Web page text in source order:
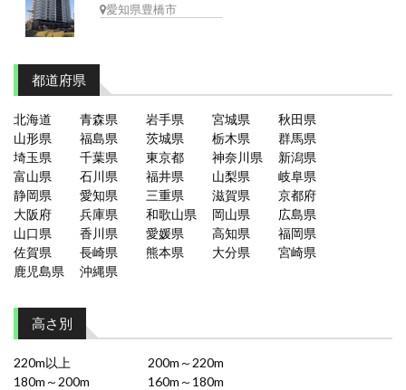
愛知県豊橋市
都道府県
北海道 青森県 岩手県 宮城県
秋田県
山形県
福島県 茨城県 栃木県
群馬県
埼玉県
千葉県 東京都 神奈川県
新潟県
富山県
石川県 福井県 山梨県
岐阜県
静岡県
愛知県 三重県 滋賀県
京都府
大阪府
兵庫県 和歌山県 岡山県
広島県
山口県
香川県 愛媛県 高知県
福岡県
佐賀県
長崎県 熊本県 大分県
宮崎県
鹿児島県
沖縄県
高さ別
220m以上
200m～220m
180m～200m
160m～180m